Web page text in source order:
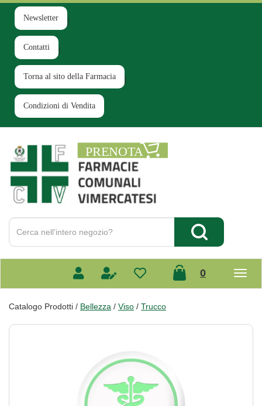
Passa
contenuto
principale
Newsletter
Contatti
Torna al sito della Farmacia
Condizioni di Vendita
Farmacia
Comunale
Cerca
Prodotto
Cerca Prodotto
0prodotti
Catalogo Prodotti / Bellezza / Viso / Trucco